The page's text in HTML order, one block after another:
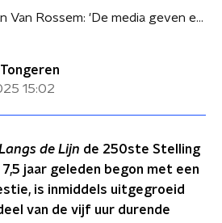
Stelling van Van Rossem: 'De media geven een misleidend beeld van het maatschappelijke belang van voetbal'
Tongeren
15:02
de Lijn de 250ste Stelling
jaar geleden begon met een
is inmiddels uitgegroeid
van de vijf uur durende